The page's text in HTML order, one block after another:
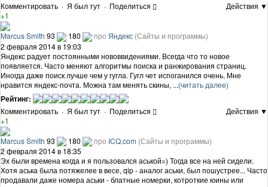
Комментировать · Я был тут · Поделиться
Действия ▼
+1
Marcus Smith 93 180 про Яндекс (Сайты и программы)
2 февраля 2014 в 19:03
Яндекс радует постоянными нововвидениями. Всегда что то новое
появляется. Часто меняют алгоритмы поиска и ранжирования страниц.
Иногда даже поиск лучше чем у гугла. Гугл чет испоганился очень. Мне
нравится яндекс-почта. Можна там менять скины, ...(читать далее)
Рейтинг:
Комментировать · Я был тут · Поделиться
Действия ▼
+1
Marcus Smith 93 180 про ICQ.com (Сайты и программы)
2 февраля 2014 в 18:35
Эх были времена когда и я пользовался аськой=) Тогда все на ней сидели.
Хотя аська была потяжелее в весе, qip - аналог аськи, был пошустрее... Часто
продавали даже номера аськи - блатные номерки, котроткие юины или